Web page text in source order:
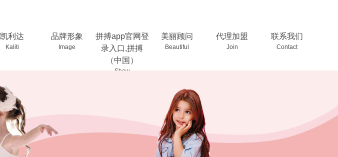
凯利达
Kaliti
品牌形象
Image
拼搏app官网登
录入口,拼搏
（中国）
Show
美丽顾问
Beautiful
代理加盟
Join
联系我们
Contact